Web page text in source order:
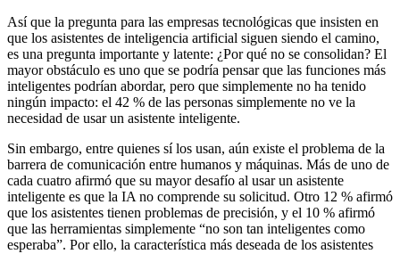
Así que la pregunta para las empresas tecnológicas que insisten en
que los asistentes de inteligencia artificial siguen siendo el camino,
es una pregunta importante y latente: ¿Por qué no se consolidan? El
mayor obstáculo es uno que se podría pensar que las funciones más
inteligentes podrían abordar, pero que simplemente no ha tenido
ningún impacto: el 42 % de las personas simplemente no ve la
necesidad de usar un asistente inteligente.
Sin embargo, entre quienes sí los usan, aún existe el problema de la
barrera de comunicación entre humanos y máquinas. Más de uno de
cada cuatro afirmó que su mayor desafío al usar un asistente
inteligente es que la IA no comprende su solicitud. Otro 12 % afirmó
que los asistentes tienen problemas de precisión, y el 10 % afirmó
que las herramientas simplemente “no son tan inteligentes como
esperaba”. Por ello, la característica más deseada de los asistentes